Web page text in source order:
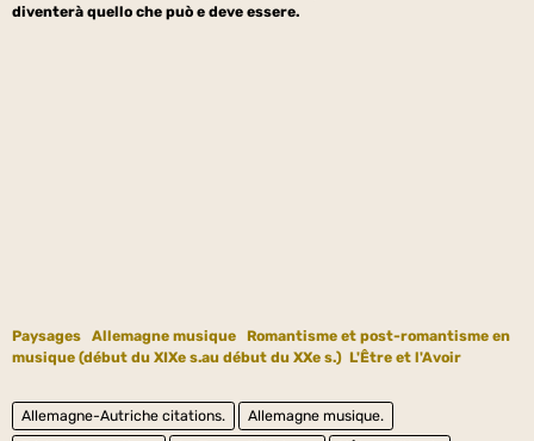
diventerà quello che può e deve essere.
Paysages Allemagne musique
Romantisme et post-romantisme en
musique (début du XIXe s.au début du XXe s.) L'Être et l'Avoir
Allemagne-Autriche citations.
Allemagne musique.